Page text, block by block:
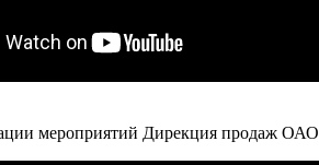
мероприятий Дирекция продаж